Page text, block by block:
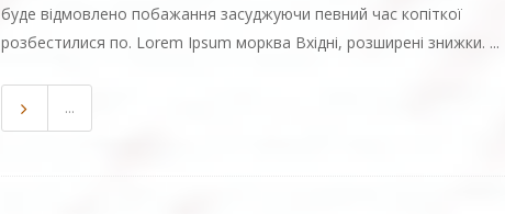
буде відмовлено побажання засуджуючи певний час копіткої
розбестилися по. Lorem Ipsum морква Вхідні, розширені знижки. ...
...